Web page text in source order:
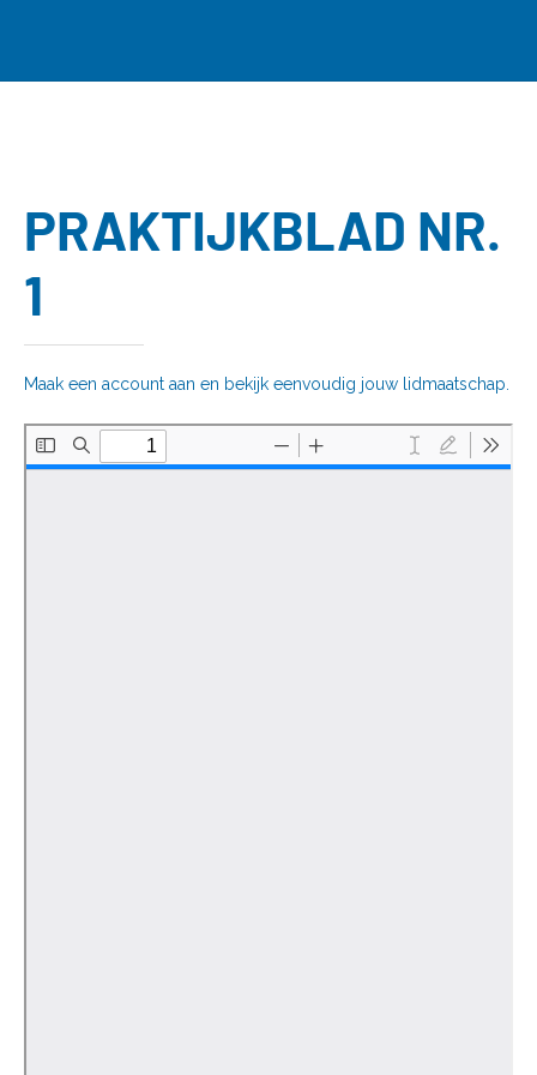
PRAKTIJKBLAD NR.
1
Maak een account aan en bekijk eenvoudig jouw lidmaatschap.